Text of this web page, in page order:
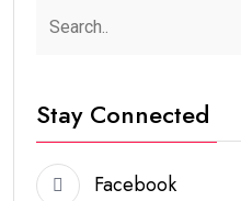
Stay Connected
Facebook